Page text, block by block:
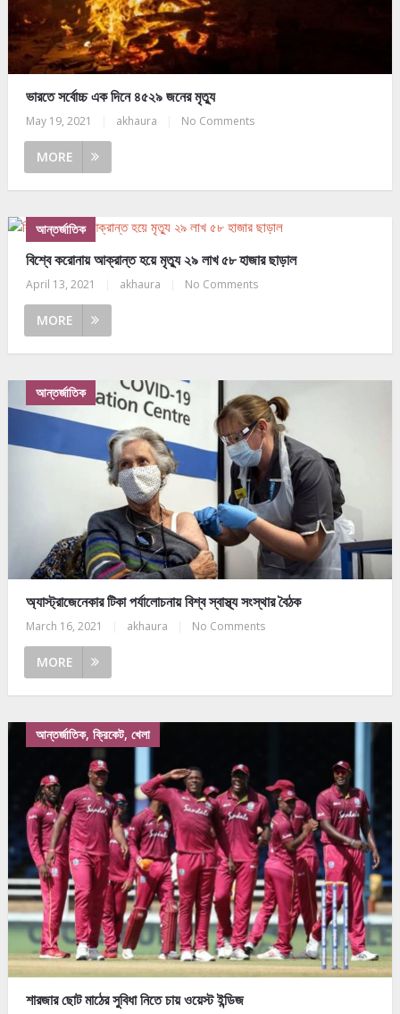
ভারতে সর্বোচ্চ এক দিনে ৪৫২৯ জনের মৃত্যু
May 19, 2021 akhaura No Comments
MORE
আন্তর্জাতিক
বিশ্বে করোনায় আক্রান্ত হয়ে মৃত্যু ২৯ লাখ ৫৮ হাজার ছাড়াল
April 13, 2021 akhaura No Comments
MORE
আন্তর্জাতিক
অ্যাস্ট্রাজেনেকার টিকা পর্যালোচনায় বিশ্ব স্বাস্থ্য সংস্থার বৈঠক
March 16, 2021 akhaura No Comments
MORE
আন্তর্জাতিক, ক্রিকেট, খেলা
শারজার ছোট মাঠের সুবিধা নিতে চায় ওয়েস্ট ইন্ডিজ